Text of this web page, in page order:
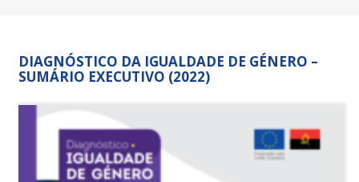
DIAGNÓSTICO DA IGUALDADE DE GÉNERO –
SUMÁRIO EXECUTIVO (2022)